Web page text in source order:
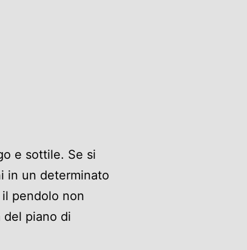
e sottile. Se si
in un determinato
pendolo non
del piano di